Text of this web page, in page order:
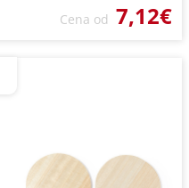
Cena od 7,12€